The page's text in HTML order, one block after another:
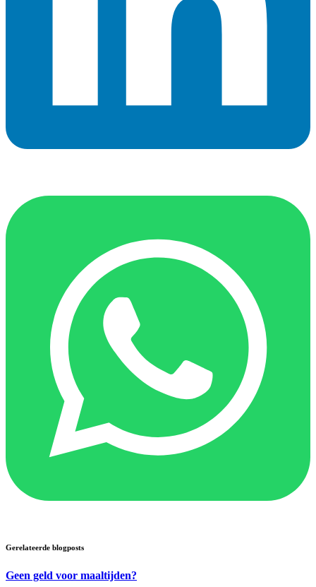
Gerelateerde blogposts
Geen geld voor maaltijden?